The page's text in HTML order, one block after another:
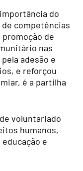
do
competências
de
nas
adesão e
e reforçou
é a partilha
voluntariado
humanos,
e